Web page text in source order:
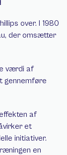
over. I 1980
der omsætter
værdi af
gennemføre
af
et
initiativer.
en